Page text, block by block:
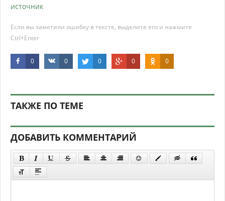
источник
Если вы заметили ошибку в тексте, выделите его и нажмите
Ctrl+Enter
0 0 0 0 0
ТАКЖЕ ПО ТЕМЕ
ДОБАВИТЬ КОММЕНТАРИЙ